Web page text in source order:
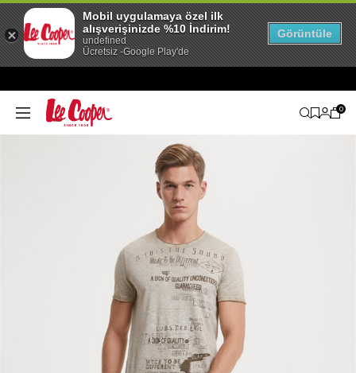
0
Mobil uygulamaya özel ilk
alışverişinizde %10 İndirim!
undefined
Ücretsiz -Google Play'de
Görüntüle